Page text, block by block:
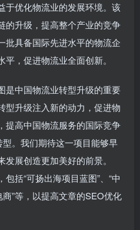
于优化物流业的发展环境。该
的升级，提高整个产业的竞争
批具备国际先进水平的物流企
，促进物流业全面创新。
是中国物流业转型升级的重要
型升级注入新的动力，促进物
提高中国物流服务的国际竞争
型。我们期待这一项目能够早
展创造更加美好的前景。
包括“可扬出海项目蓝图”、“中
”等，以提高文章的SEO优化